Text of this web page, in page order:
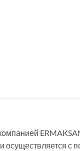
осуществляется